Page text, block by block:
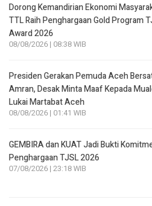
Dorong Kemandirian Ekonomi
TTL Raih Penghargaan Gold Program
Award 2026
08/08/2026 | 08:38 WIB
Presiden Gerakan Pemuda Aceh
Amran, Desak Minta Maaf Kepada
Lukai Martabat Aceh
08/08/2026 | 01:41 WIB
GEMBIRA dan KUAT Jadi Bukti
Penghargaan TJSL 2026
07/08/2026 | 23:18 WIB